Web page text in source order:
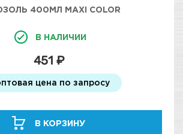
400МЛ MAXI COLOR
В НАЛИЧИИ
451 ₽
цена по запросу
В КОРЗИНУ